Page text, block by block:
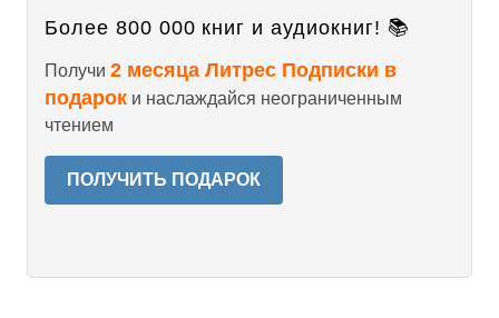
Более 800 000 книг и аудиокниг! 📚
Получи 2 месяца Литрес Подписки в
подарок и наслаждайся неограниченным
чтением
ПОЛУЧИТЬ ПОДАРОК